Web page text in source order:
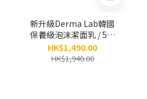
新升級Derma Lab韓國
保養級泡沫潔面乳 / 5支
（原價：$1,940）
HK$1,490.00
HK$1,940.00